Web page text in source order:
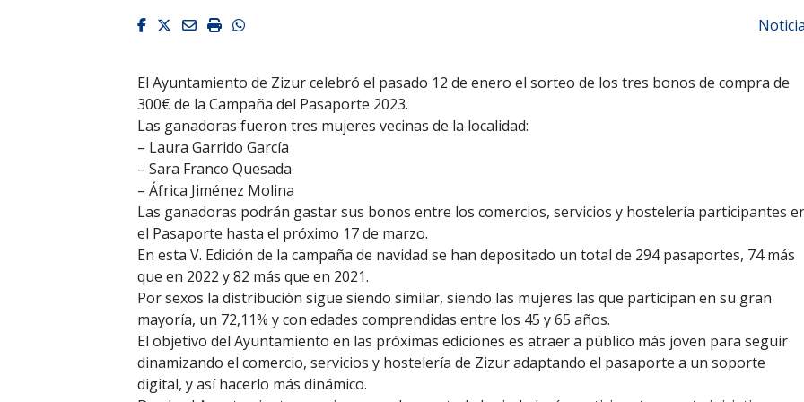
Facebook
Twitter
EmailImprimirWhatsapp
El Ayuntamiento de Zizur celebró el pasado 12 de enero el sorteo de los tres bonos de compra de
300€ de la Campaña del Pasaporte 2023.
Las ganadoras fueron tres mujeres vecinas de la localidad:
– Laura Garrido García
– Sara Franco Quesada
– África Jiménez Molina
Las ganadoras podrán gastar sus bonos entre los comercios, servicios y hostelería participantes
el Pasaporte hasta el próximo 17 de marzo.
En esta V. Edición de la campaña de navidad se han depositado un total de 294 pasaportes, 74 más
que en 2022 y 82 más que en 2021.
Por sexos la distribución sigue siendo similar, siendo las mujeres las que participan en su gran
mayoría, un 72,11% y con edades comprendidas entre los 45 y 65 años.
El objetivo del Ayuntamiento en las próximas ediciones es atraer a público más joven para seguir
dinamizando el comercio, servicios y hostelería de Zizur adaptando el pasaporte a un soporte
digital, y así hacerlo más dinámico.